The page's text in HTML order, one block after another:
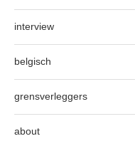
interview
belgisch
grensverleggers
about